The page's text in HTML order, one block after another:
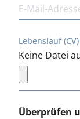
Lebenslauf (CV)
Keine Datei
Überprüfen